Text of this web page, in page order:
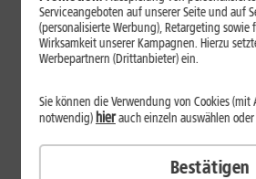
Serviceangeboten auf unserer Seite und auf
(personalisierte Werbung), Retargeting sowie
Wirksamkeit unserer Kampagnen. Hierzu
Werbepartnern (Drittanbieter) ein.
Sie können die Verwendung von Cookies (mit
notwendig) hierauch einzeln auswählen
Bestätigen